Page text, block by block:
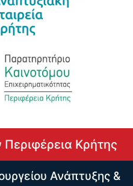
Κρήτης
Ανάπτυξης &